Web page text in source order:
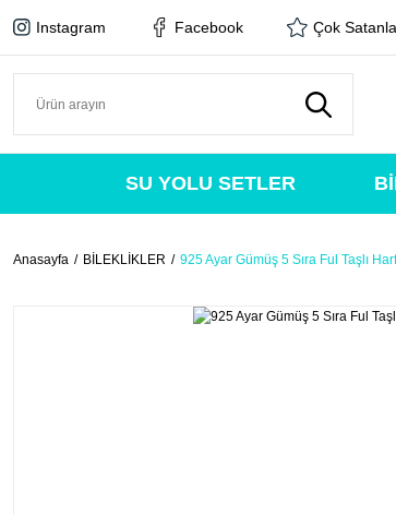
Instagram Facebook Çok
SU YOLU SETLER
Anasayfa BİLEKLİKLER 925 Ayar Gümüş 5 Sıra Ful Taşlı